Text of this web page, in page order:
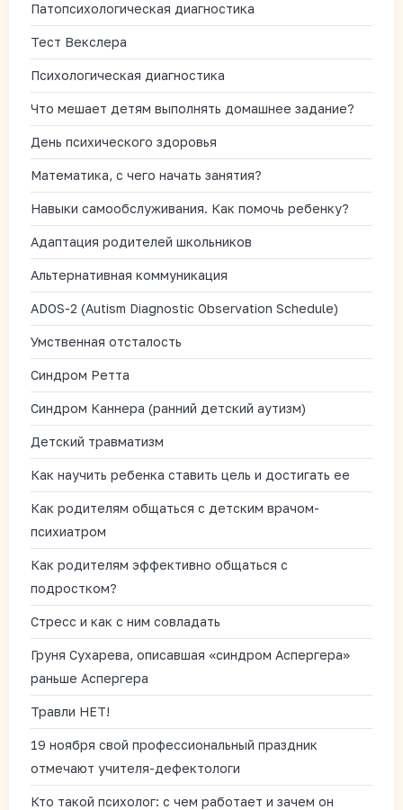
Патопсихологическая диагностика
Тест Векслера
Психологическая диагностика
Что мешает детям выполнять домашнее задание?
День психического здоровья
Математика, с чего начать занятия?
Навыки самообслуживания. Как помочь ребенку?
Адаптация родителей школьников
Альтернативная коммуникация
ADOS-2 (Autism Diagnostic Observation Schedule)
Умственная отсталость
Синдром Ретта
Синдром Каннера (ранний детский аутизм)
Детский травматизм
Как научить ребенка ставить цель и достигать ее
Как родителям общаться с детским врачом-
психиатром
Как родителям эффективно общаться с
подростком?
Стресс и как с ним совладать
Груня Сухарева, описавшая «синдром Аспергера»
раньше Аспергера
Травли НЕТ!
19 ноября свой профессиональный праздник
отмечают учителя-дефектологи
Кто такой психолог: с чем работает и зачем он